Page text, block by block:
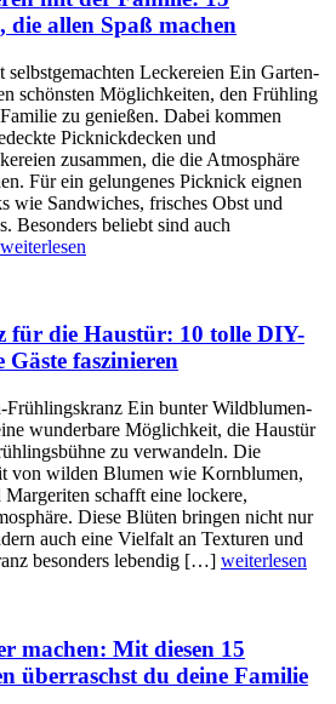
die allen Spaß machen
Leckereien Ein Garten-
schönsten Möglichkeiten, den Frühling
zu genießen. Dabei kommen
Picknickdecken und
zusammen, die die Atmosphäre
Für ein gelungenes Picknick eignen
wie Sandwiches, frisches Obst und
Besonders beliebt sind auch
weiterlesen
für die Haustür: 10 tolle DIY-
Gäste faszinieren
Ein bunter Wildblumen-
wunderbare Möglichkeit, die Haustür
zu verwandeln. Die
von wilden Blumen wie Kornblumen,
schafft eine lockere,
Diese Blüten bringen nicht nur
auch eine Vielfalt an Texturen und
besonders lebendig […] weiterlesen
machen: Mit diesen 15
überraschst du deine Familie